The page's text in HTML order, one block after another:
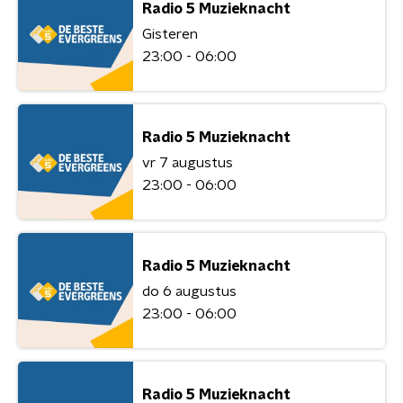
Radio 5 Muzieknacht
Gisteren
23:00 - 06:00
Radio 5 Muzieknacht
vr 7 augustus
23:00 - 06:00
Radio 5 Muzieknacht
do 6 augustus
23:00 - 06:00
Radio 5 Muzieknacht